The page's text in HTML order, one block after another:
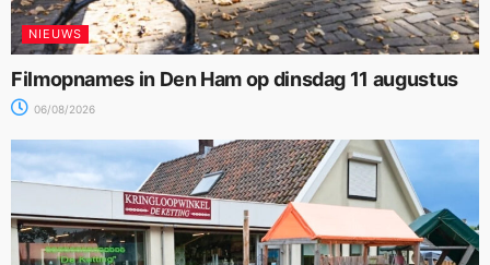
NIEUWS
Filmopnames in Den Ham op dinsdag 11 augustus
06/08/2026